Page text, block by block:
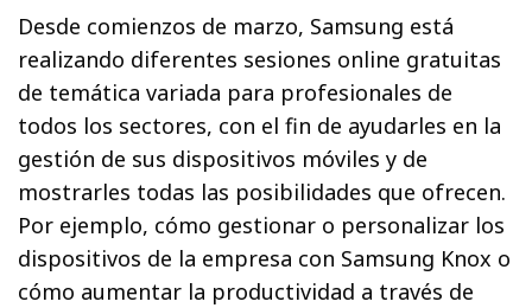
Desde comienzos de marzo, Samsung está
realizando diferentes sesiones online gratuitas
de temática variada para profesionales de
todos los sectores, con el fin de ayudarles en la
gestión de sus dispositivos móviles y de
mostrarles todas las posibilidades que ofrecen.
Por ejemplo, cómo gestionar o personalizar los
dispositivos de la empresa con Samsung Knox o
cómo aumentar la productividad a través de